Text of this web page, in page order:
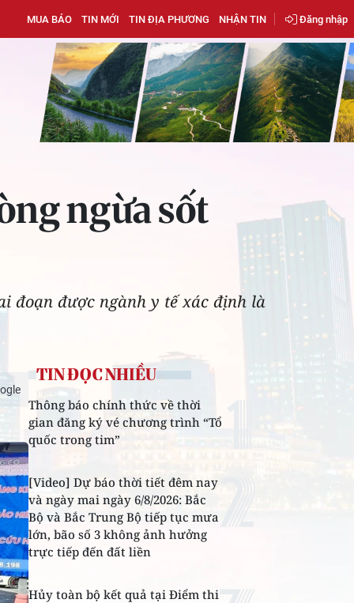
MUA BÁO TIN MỚI TIN ĐỊA PHƯƠNG NHẬN TIN Đăng nhập
ngừa sốt
đoạn được ngành y tế xác định là
TIN ĐỌC NHIỀU
Thông báo chính thức về thời
gian đăng ký vé chương trình “Tổ
quốc trong tim”
[Video] Dự báo thời tiết đêm nay
và ngày mai ngày 6/8/2026: Bắc
Bộ và Bắc Trung Bộ tiếp tục mưa
lớn, bão số 3 không ảnh hưởng
trực tiếp đến đất liền
Hủy toàn bộ kết quả tại Điểm thi